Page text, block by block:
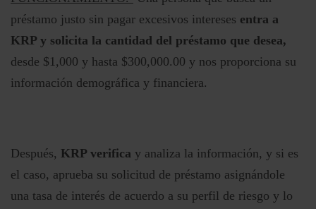
préstamo justo sin pagar excesivos intereses entra a
KRP y solicita la cantidad del préstamo que desea,
desde $1,000 y hasta $300,000.00 y nos proporciona su
información demográfica y financiera.
Después, KRP verifica y analiza la información, y si es
el caso, aprueba su solicitud de préstamo asignándole
una tasa de interés de acuerdo a su perfil de riesgo y lo